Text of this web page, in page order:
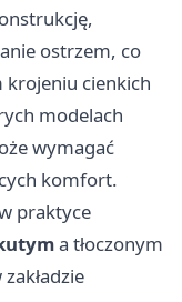
ostrzem, co
krojeniu cienkich
modelach
wymagać
komfort.
praktyce
a tłoczonym